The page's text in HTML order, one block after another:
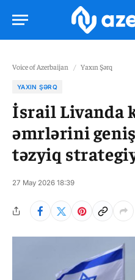
Voice of Azerbaijan / Yaxın Şərq
YAXIN ŞƏRQ
İsrail Livanda
əmrlərini
təzyiq
27 May 2026 18:39